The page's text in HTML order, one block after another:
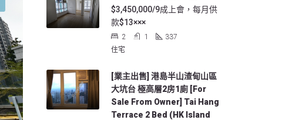
$3,450,000/9成上會，每月供
款$13×××
2 1
337
住宅
[業主出售] 港島半山渣甸山區
大坑台 極高層2房1廁 [For
Sale From Owner] Tai Hang
Terrace 2 Bed (HK Island